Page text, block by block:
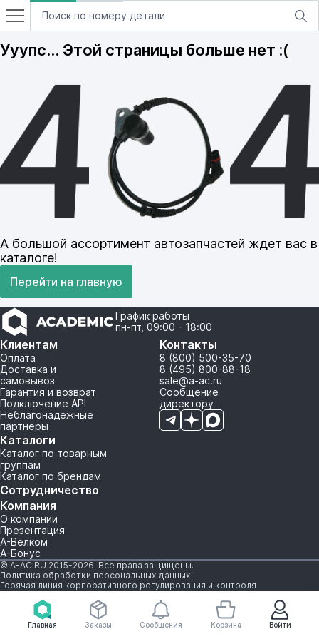
Главная Войти
Заказы Сообщения Корзина
Ууупс… Этой страницы больше нет :(
А большой ассортимент автозапчастей ждет вас в
каталоге!
Перейти на главную
График работы
пн-пт, 09:00 - 18:00
Клиентам
Оплата
Доставка и
самовывоз
Гарантия и возврат
Подключение API
Неблагонадежные
партнеры
Каталоги
Каталог по товарным
группам
Каталог по брендам
Сотрудничество
Компания
О компании
Презентация
А-Велком
А-Бонус
Контакты
8 (800) 500-35-70
8 (495) 800-88-18
sale@a-ac.ru
Сообщение
директору
© A-AC.RU 2015-2026. Все права защищены.
Политика обработки персональных данных
Горячая линия корпоративного регулирования и контроля